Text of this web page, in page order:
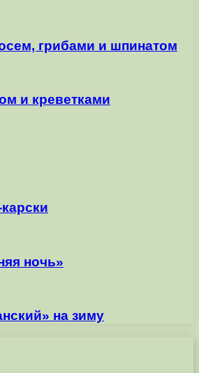
грибами и шпинатом
и креветками
ночь»
на зиму